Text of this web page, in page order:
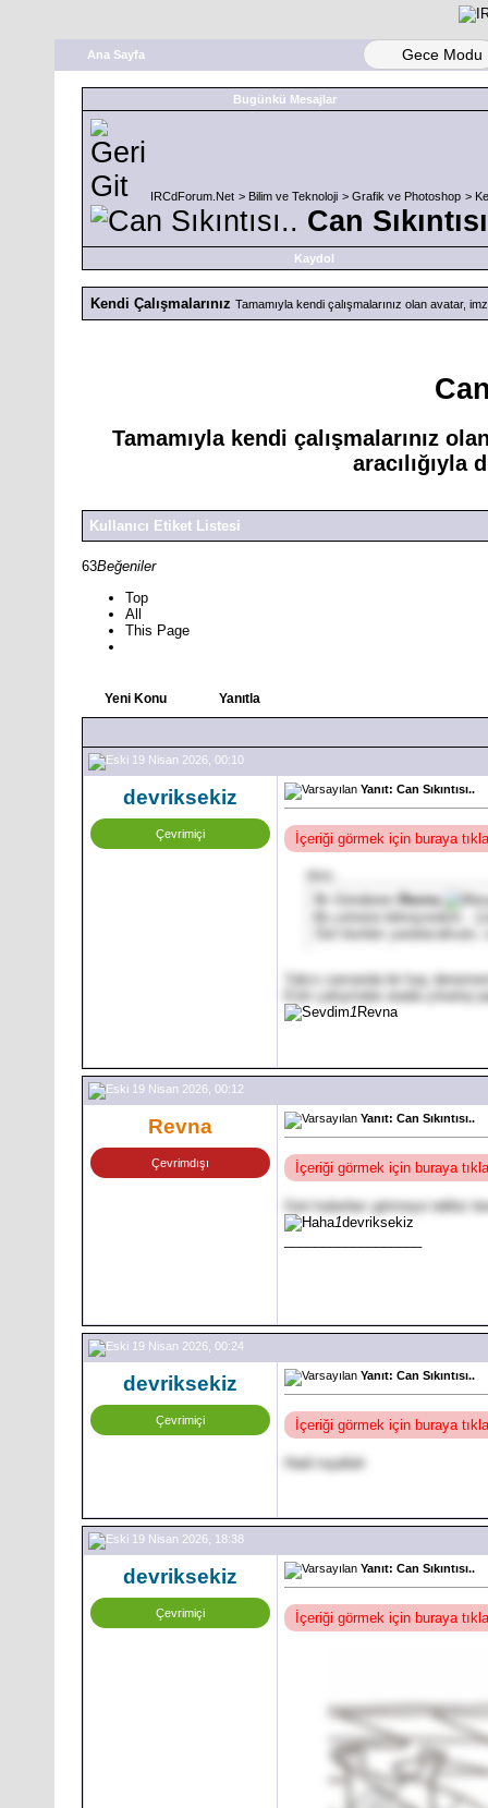
Ana Sayfa Gece Modu
Bugünkü Mesajlar
IRCdForum.Net > Bilim ve Teknoloji > Grafik ve Photoshop >
Can
Kaydol
Kendi Çalışmalarınız Tamamıyla kendi çalışmalarınız olan avatar,
Tamamıyla kendi çalışmalarınız
aracılığıyla
Kullanıcı Etiket Listesi
63Beğeniler
Top
All
This Page
Yeni Konu Yanıtla
19 Nisan 2026, 00:10
devriksekiz
Çevrimiçi
Yanıt: Can Sıkıntısı..
İçeriği görmek için buraya
Alıntı:
İlk Gönderen Revna
Bu yönünü bilmiyordum..
Sen bunları yaratacaksan,
Yakın zamanda bir kaç
Eski çalışmalar arada çıkartıp
1Revna
19 Nisan 2026, 00:12
Revna
Çevrimdışı
Yanıt: Can Sıkıntısı..
İçeriği görmek için buraya
Geri kalanları görmeye talibiz
1devriksekiz
19 Nisan 2026, 00:24
devriksekiz
Çevrimiçi
Yanıt: Can Sıkıntısı..
İçeriği görmek için buraya
Hadi inşallah
19 Nisan 2026, 18:38
devriksekiz
Çevrimiçi
Yanıt: Can Sıkıntısı..
İçeriği görmek için buraya